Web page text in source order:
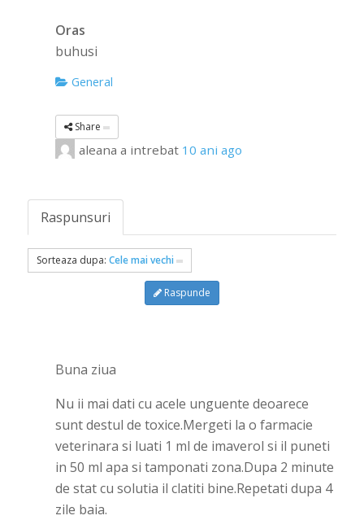
Oras
buhusi
General
Share
aleana a intrebat 10 ani ago
Raspunsuri
Sorteaza dupa: Cele mai vechi
Raspunde
Buna ziua
Nu ii mai dati cu acele unguente deoarece
sunt destul de toxice.Mergeti la o farmacie
veterinara si luati 1 ml de imaverol si il puneti
in 50 ml apa si tamponati zona.Dupa 2 minute
de stat cu solutia il clatiti bine.Repetati dupa 4
zile baia.